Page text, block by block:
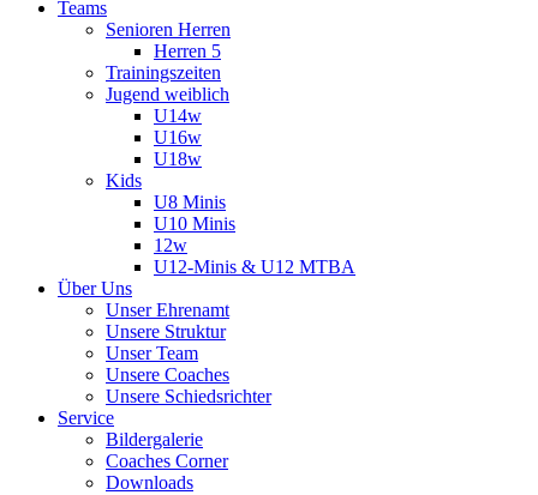
Teams
Senioren Herren
Herren 5
Trainingszeiten
Jugend weiblich
U14w
U16w
U18w
Kids
U8 Minis
U10 Minis
12w
U12-Minis & U12 MTBA
Über Uns
Unser Ehrenamt
Unsere Struktur
Unser Team
Unsere Coaches
Unsere Schiedsrichter
Service
Bildergalerie
Coaches Corner
Downloads